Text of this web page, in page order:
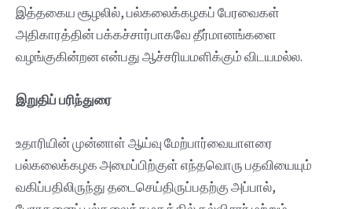
இத்தகைய சூழலில், பல்கலைக்கழகப் பேரவைகள்
அதிகாரத்தின் பக்கச்சார்பாகவே தீர்மானங்களை
வழங்குகின்றன என்பது ஆச்சரியமளிக்கும் விடயமல்ல.
இறுதிப்பரிந்துரை
உதாரியின் முன்னாள் ஆய்வு மேற்பார்வையாளரை
பல்கலைக்கழக அமைப்பிற்குள் எந்தவொரு பதவியையும்
வகிப்பதிலிருந்து தடைசெய்திருப்பதற்கு அப்பால்,